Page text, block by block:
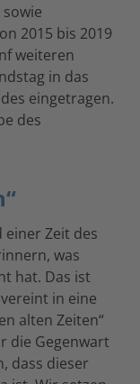
2015 bis 2019
weiteren
in das
eingetragen.
des
Zeit des
was
hat. Das ist
in eine
alten Zeiten“
die Gegenwart
dass dieser